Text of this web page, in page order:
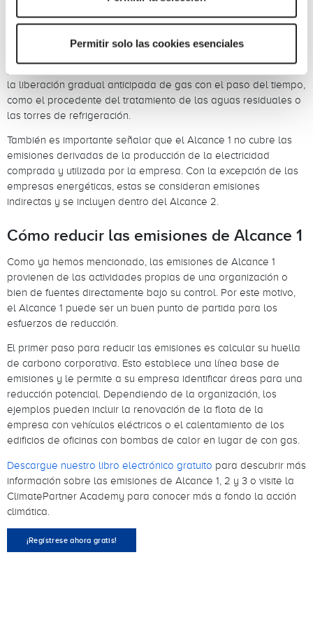
Permitir solo las cookies esenciales
Además de las emisiones derivadas de la quema de
combustibles fósiles, el Alcance 1 también incluye emisiones
pueden ser filtraciones involuntarias, pero también pueden ser
la liberación gradual anticipada de gas con el paso del tiempo,
como el procedente del tratamiento de las aguas residuales o
las torres de refrigeración.
También es importante señalar que el Alcance 1 no cubre las
emisiones derivadas de la producción de la electricidad
comprada y utilizada por la empresa. Con la excepción de las
empresas energéticas, estas se consideran emisiones
indirectas y se incluyen dentro del Alcance 2.
Cómo reducir las emisiones de Alcance 1
Como ya hemos mencionado, las emisiones de Alcance 1
provienen de las actividades propias de una organización o
bien de fuentes directamente bajo su control. Por este motivo,
el Alcance 1 puede ser un buen punto de partida para los
esfuerzos de reducción.
El primer paso para reducir las emisiones es calcular su huella
de carbono corporativa. Esto establece una línea base de
emisiones y le permite a su empresa identificar áreas para una
reducción potencial. Dependiendo de la organización, los
ejemplos pueden incluir la renovación de la flota de la
empresa con vehículos eléctricos o el calentamiento de los
edificios de oficinas con bombas de calor en lugar de con gas.
Descargue nuestro libro electrónico gratuito para descubrir más
información sobre las emisiones de Alcance 1, 2 y 3 o visite la
ClimatePartner Academy para conocer más a fondo la acción
climática.
¡Regístrese ahora gratis!